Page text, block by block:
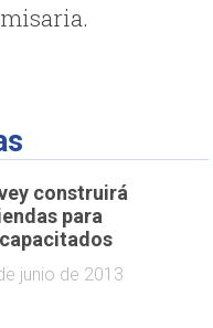
construirá
para
junio de 2013